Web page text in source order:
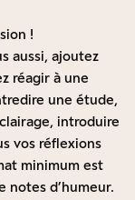
!
aussi, ajoutez
réagir à une
une étude,
introduire
vos réflexions
minimum est
notes d’humeur.